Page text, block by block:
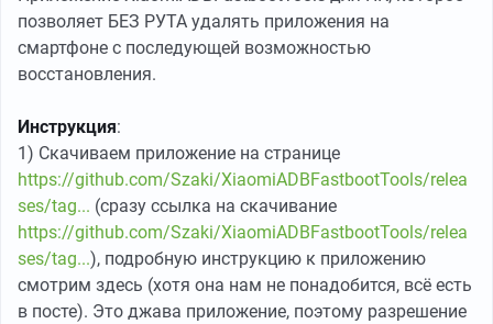
позволяет БЕЗ РУТА удалять приложения на
смартфоне с последующей возможностью
восстановления.
Инструкция:
1) Скачиваем приложение на странице
https://github.com/Szaki/XiaomiADBFastbootTools/relea
ses/tag... (сразу ссылка на скачивание
https://github.com/Szaki/XiaomiADBFastbootTools/relea
ses/tag...), подробную инструкцию к приложению
смотрим здесь (хотя она нам не понадобится, всё есть
в посте). Это джава приложение, поэтому разрешение